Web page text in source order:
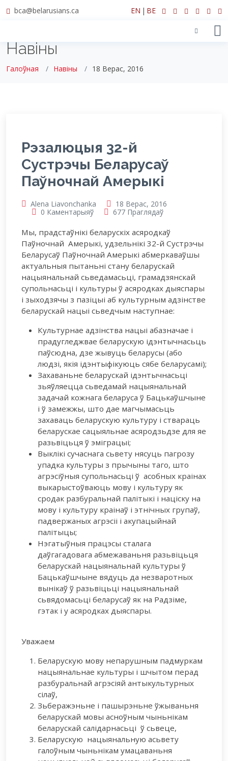
bca@belarusians.ca EN | BE
Навіны
Галоўная Навіны 18 Верас, 2016
Рэзалюцыя 32-й
Сустрэчы Беларусаў
Паўночнай Амерыкі
Alena Liavonchanka
18 Верас, 2016
0 Каментарыяў
677 Праглядаў
Мы, прадстаўнікі беларускіх асяродкаў
Паўночнай Амерыкі, удзельнікі 32-й Сустрэчы
Беларусаў Паўночнай Амерыкі абмеркаваўшы
актуальныя пытаньні стану беларускай
нацыянальнай сьведамасьці, грамадзянскай
супольнасьці і культуры ў асяродках дыяспары
і зыходзячы з пазіцыі аб культурным адзінстве
беларускай нацыі сьведчым наступнае:
Культурнае адзінства нацыі абазначае і
прадугледжвае беларускую ідэнтычнасьць
паўсюдна, дзе жывуць беларусы (або
людзі, якія ідэнтыфікуюць сябе беларусамі);
Захаваньне беларускай ідэнтычнасьці
зьяўляецца сьведамай нацыянальнай
задачай кожнага беларуса ў Бацькаўшчыне
і ў замежжы, што дае магчымасьць
захаваць беларускую культуру і ствараць
беларускае сацыяльнае асяродзьдзе для яе
разьвіцьця ў эміграцыі;
Выклікі сучаснага сьвету нясуць пагрозу
упадка культуры з прычыны таго, што
агрэсіўныя супольнасьці ў асобных краінах
выкарыстоўваюць мову і культуру як
сродак разбуральнай палітыкі і націску на
мову і культуру краінаў і этнічных групаў,
падвержаных агрэсіі і акупацыйнай
палітыцы;
Нэгатыўныя працэсы сталага
даўгагадовага абмежаваньня разьвіцьця
беларускай нацыянальнай культуры ў
Бацькаўшчыне вядуць да незваротных
вынікаў ў разьвіцьці нацыянальнай
сьвядомасьці беларусаў як на Радзіме,
гэтак і у асяродках дыяспары.
Уважаем
Беларускую мову непарушным падмуркам
нацыянальнае культуры і шчытом перад
разбуральнай агрэсіяй антыкультурных
сілаў,
Зьберажэньне і пашырэньне ўжываньня
беларускай мовы асноўным чыньнікам
беларускай салідарнасьці ў сьвеце,
Беларускую нацыянальную асьвету
галоўным чыньнікам умацаваньня